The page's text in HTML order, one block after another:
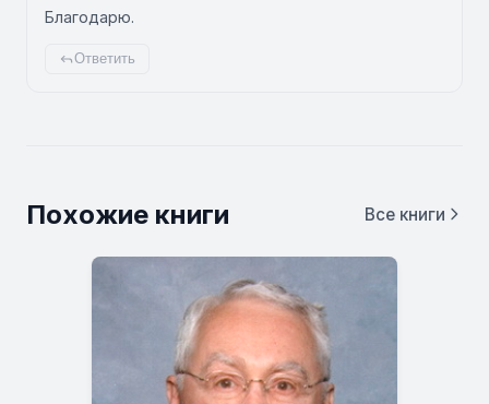
Благодарю.
Ответить
Похожие книги Все книги